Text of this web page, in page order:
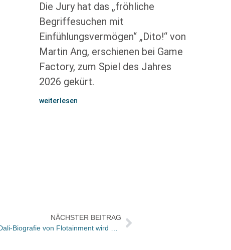
Die Jury hat das „fröhliche
Begriffesuchen mit
Einfühlungsvermögen“ „Dito!“ von
Martin Ang, erschienen bei Game
Factory, zum Spiel des Jahres
2026 gekürt.
weiterlesen
NÄCHSTER BEITRAG